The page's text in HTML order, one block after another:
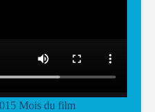
Mois du film